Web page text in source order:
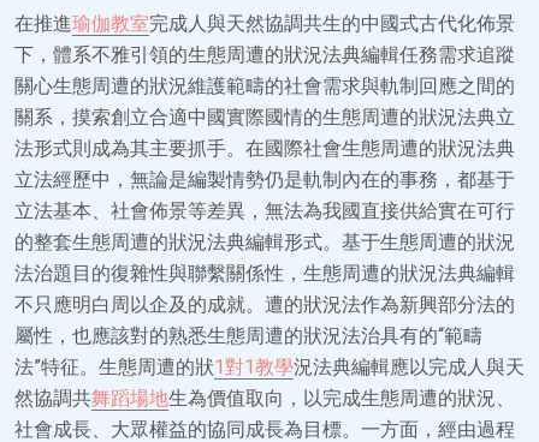
在推進瑜伽教室完成人與天然協調共生的中國式古代化佈景
下，體系不雅引領的生態周遭的狀況法典編輯任務需求追蹤
關心生態周遭的狀況維護範疇的社會需求與軌制回應之間的
關系，摸索創立合適中國實際國情的生態周遭的狀況法典立
法形式則成為其主要抓手。在國際社會生態周遭的狀況法典
立法經歷中，無論是編製情勢仍是軌制內在的事務，都基于
立法基本、社會佈景等差異，無法為我國直接供給實在可行
的整套生態周遭的狀況法典編輯形式。基于生態周遭的狀況
法治題目的復雜性與聯繫關係性，生態周遭的狀況法典編輯
不只應明白周以企及的成就。遭的狀況法作為新興部分法的
屬性，也應該對的熟悉生態周遭的狀況法治具有的“範疇
法”特征。生態周遭的狀1對1教學況法典編輯應以完成人與天
然協調共舞蹈場地生為價值取向，以完成生態周遭的狀況、
社會成長、大眾權益的協同成長為目標。一方面，經由過程